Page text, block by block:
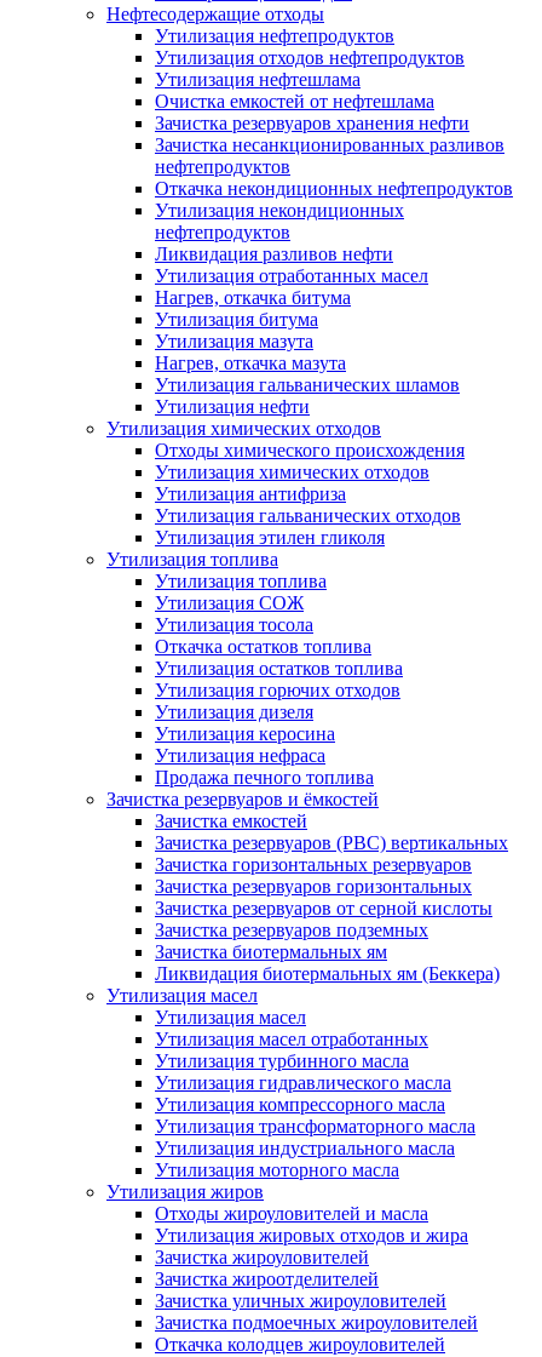
Нефтесодержащие отходы
Утилизация нефтепродуктов
Утилизация отходов нефтепродуктов
Утилизация нефтешлама
Очистка емкостей от нефтешлама
Зачистка резервуаров хранения нефти
Зачистка несанкционированных разливов
нефтепродуктов
Откачка некондиционных нефтепродуктов
Утилизация некондиционных
нефтепродуктов
Ликвидация разливов нефти
Утилизация отработанных масел
Нагрев, откачка битума
Утилизация битума
Утилизация мазута
Нагрев, откачка мазута
Утилизация гальванических шламов
Утилизация нефти
Утилизация химических отходов
Отходы химического происхождения
Утилизация химических отходов
Утилизация антифриза
Утилизация гальванических отходов
Утилизация этилен гликоля
Утилизация топлива
Утилизация топлива
Утилизация СОЖ
Утилизация тосола
Откачка остатков топлива
Утилизация остатков топлива
Утилизация горючих отходов
Утилизация дизеля
Утилизация керосина
Утилизация нефраса
Продажа печного топлива
Зачистка резервуаров и ёмкостей
Зачистка емкостей
Зачистка резервуаров (РВС) вертикальных
Зачистка горизонтальных резервуаров
Зачистка резервуаров горизонтальных
Зачистка резервуаров от серной кислоты
Зачистка резервуаров подземных
Зачистка биотермальных ям
Ликвидация биотермальных ям (Беккера)
Утилизация масел
Утилизация масел
Утилизация масел отработанных
Утилизация турбинного масла
Утилизация гидравлического масла
Утилизация компрессорного масла
Утилизация трансформаторного масла
Утилизация индустриального масла
Утилизация моторного масла
Утилизация жиров
Отходы жироуловителей и масла
Утилизация жировых отходов и жира
Зачистка жироуловителей
Зачистка жироотделителей
Зачистка уличных жироуловителей
Зачистка подмоечных жироуловителей
Откачка колодцев жироуловителей